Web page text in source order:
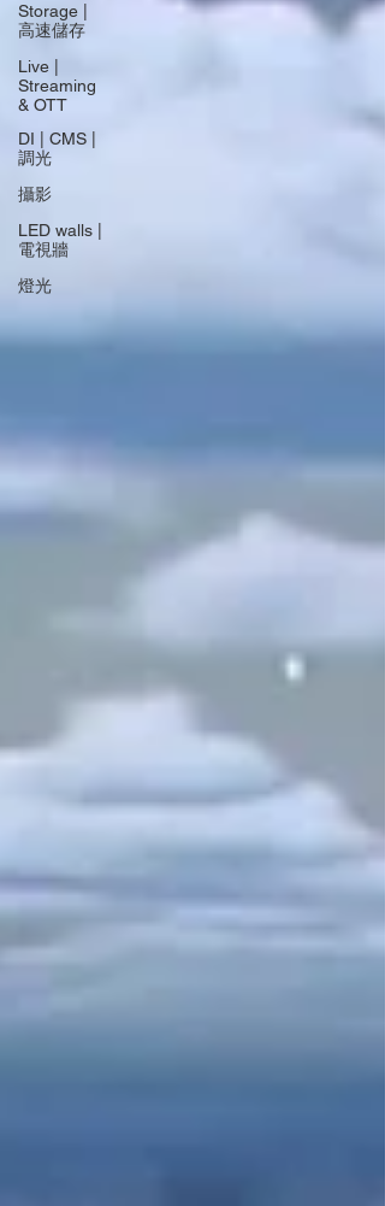
Storage |
高速儲存
Live |
Streaming
& OTT
DI | CMS |
調光
攝影
LED walls |
電視牆
燈光